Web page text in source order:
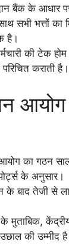
बैंक के आधार
सभी भत्तों का
है।
की टेक
कराती है।
आयोग
का गठन
के अनुसार।
के बाद तेजी से
मुताबिक,
की उम्मीद